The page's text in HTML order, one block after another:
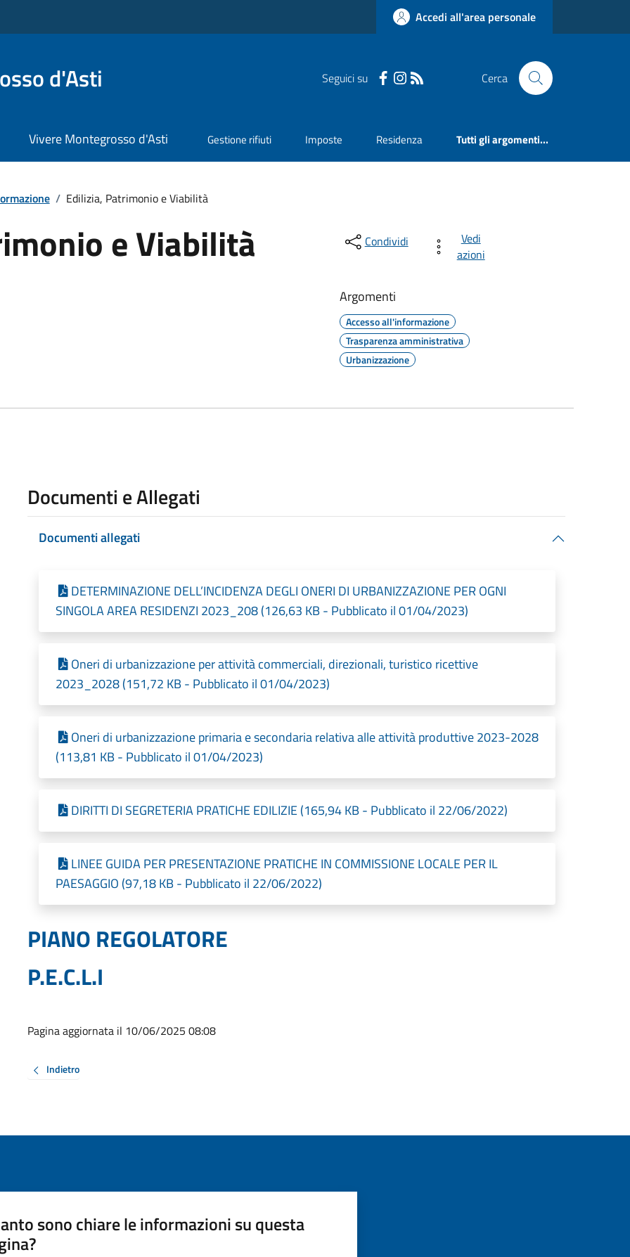
Accedi all'area personale
d'Asti Seguici su Cerca
Vivere Montegrosso d'Asti Gestione rifiuti Imposte Residenza Tutti gli argomenti...
/ Edilizia, Patrimonio e Viabilità
e Viabilità Condividi
Vedi
azioni
Argomenti
Accesso all'informazione
Trasparenza amministrativa
Urbanizzazione
Documenti e Allegati
Documenti allegati
DETERMINAZIONE DELL’INCIDENZA DEGLI ONERI DI URBANIZZAZIONE PER OGNI
SINGOLA AREA RESIDENZI 2023_208 (126,63 KB - Pubblicato il 01/04/2023)
Oneri di urbanizzazione per attività commerciali, direzionali, turistico ricettive
2023_2028 (151,72 KB - Pubblicato il 01/04/2023)
Oneri di urbanizzazione primaria e secondaria relativa alle attività produttive 2023-2028
(113,81 KB - Pubblicato il 01/04/2023)
DIRITTI DI SEGRETERIA PRATICHE EDILIZIE (165,94 KB - Pubblicato il 22/06/2022)
LINEE GUIDA PER PRESENTAZIONE PRATICHE IN COMMISSIONE LOCALE PER IL
PAESAGGIO (97,18 KB - Pubblicato il 22/06/2022)
PIANO REGOLATORE
P.E.C.L.I
Pagina aggiornata il 10/06/2025 08:08
Indietro
sono chiare le informazioni su questa